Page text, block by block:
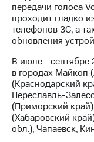
ПАО
"МТС"
Собрания
Личный
кабинет
акционера
капитал
Контроль
и
аудит
передачи голоса
проходит гладко
телефонов 3G, а
обновления
В июле—сентябре
в городах Майкоп
(Краснодарский
Переславль-
(Приморский
(Хабаровский
обл.), Чапаевск,